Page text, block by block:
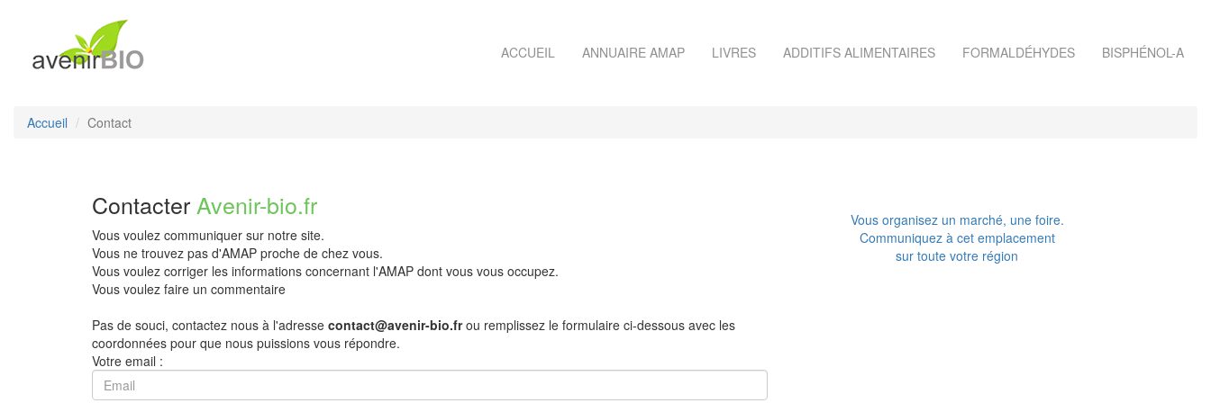
ACCUEIL ANNUAIRE AMAP LIVRES ADDITIFS ALIMENTAIRES FORMALDÉHYDES BISPHÉNOL-A
Accueil Contact
Contacter Avenir-bio.fr
Vous voulez communiquer sur notre site.
Vous ne trouvez pas d'AMAP proche de chez vous.
Vous voulez corriger les informations concernant l'AMAP dont vous vous occupez.
Vous voulez faire un commentaire
Pas de souci, contactez nous à l'adresse contact@avenir-bio.frou remplissez le formulaire ci-dessous avec les
coordonnées pour que nous puissions vous répondre.
Votre email :
Vous organisez un marché, une foire.
Communiquez à cet emplacement
sur toute votre région